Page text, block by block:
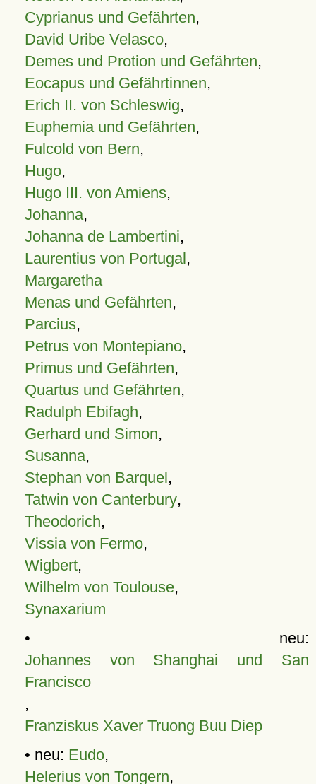
Cyprianus und Gefährten,
David Uribe Velasco,
Demes und Protion und Gefährten,
Eocapus und Gefährtinnen,
Erich II. von Schleswig,
Euphemia und Gefährten,
Fulcold von Bern,
Hugo,
Hugo III. von Amiens,
Johanna,
Johanna de Lambertini,
Laurentius von Portugal,
Margaretha
Menas und Gefährten,
Parcius,
Petrus von Montepiano,
Primus und Gefährten,
Quartus und Gefährten,
Radulph Ebifagh,
Gerhard und Simon,
Susanna,
Stephan von Barquel,
Tatwin von Canterbury,
Theodorich,
Vissia von Fermo,
Wigbert,
Wilhelm von Toulouse,
Synaxarium
• neu:
Johannes von Shanghai und San
Francisco
,
Franziskus Xaver Truong Buu Diep
• neu: Eudo,
Helerius von Tongern,